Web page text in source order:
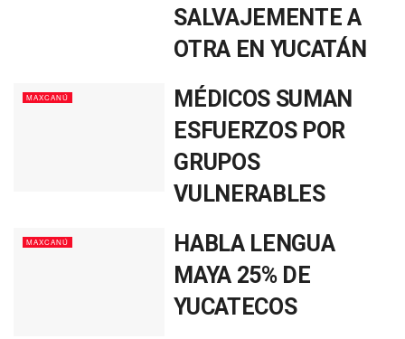
SALVAJEMENTE A
OTRA EN YUCATÁN
MAXCANÚ
MÉDICOS SUMAN
ESFUERZOS POR
GRUPOS
VULNERABLES
MAXCANÚ
HABLA LENGUA
MAYA 25% DE
YUCATECOS